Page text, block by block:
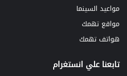
مواعيد السينما
مواقع تهمك
هواتف تهمك
تابعنا علي انستغرام